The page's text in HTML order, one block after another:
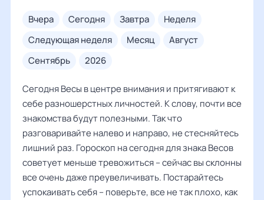
вчера сегодня завтра
неделя
следующая неделя
месяц
август
сентябрь
2026
Сегодня Весы в центре внимания и притягивают к
себе разношерстных личностей. К слову, почти все
знакомства будут полезными. Так что
разговаривайте налево и направо, не стесняйтесь
лишний раз. Гороскоп на сегодня для знака Весов
советует меньше тревожиться – сейчас вы склонны
все очень даже преувеличивать. Постарайтесь
успокаивать себя – поверьте, все не так плохо, как